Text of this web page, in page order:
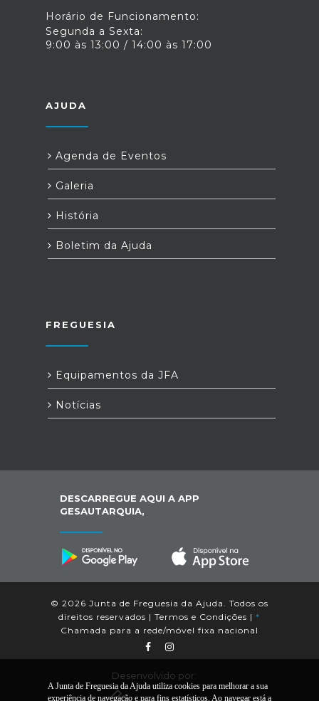
Horário de Funcionamento:
Segunda a Sexta:
9:00 às 13:00 / 14:00 às 17:00
AJUDA
Agenda de Eventos
Galeria
História
Boletim da Ajuda
FREGUESIA
Equipamentos da JFA
Notícias
DESCARREGUE AQUI A APP
GESAUTARQUIA,
© 2026 Junta de Freguesia da Ajuda. Todos os
direitos reservados | Termos e Condições | *
Chamada para a rede/móvel fixa nacional
Desenvolvido por:
A Junta de Freguesia da Ajuda utiliza cookies para melhorar a sua
experiência de navegação e para fins estatísticos. Ao navegar está a